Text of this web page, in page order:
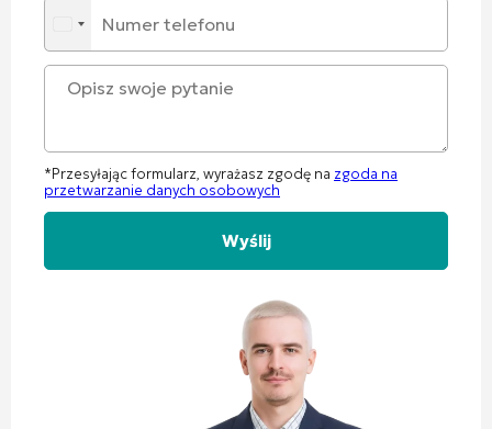
*Przesyłając formularz, wyrażasz zgodę na zgoda na
przetwarzanie danych osobowych